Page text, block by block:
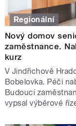
Regionální
Nový domov
zaměstnance.
kurz
V Jindřichově
Bobelovka. Péči
Budoucí
vypsal výběrové